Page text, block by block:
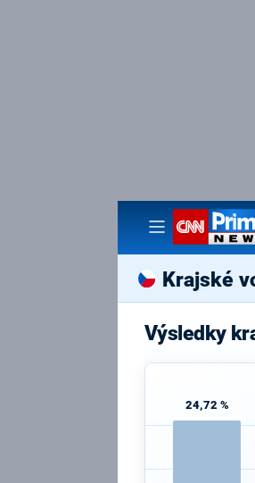
Krajské
Výsledky
24,72 %